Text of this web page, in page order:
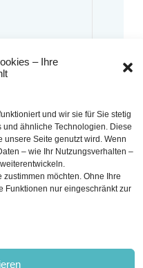
– Ihre
und wir sie für Sie stetig
ähnliche Technologien. Diese
unsere Seite genutzt wird. Wenn
– wie Ihr Nutzungsverhalten –
möchten. Ohne Ihre
Funktionen nur eingeschränkt zur
30 63
Halle (Saale)
Halle (Saale)